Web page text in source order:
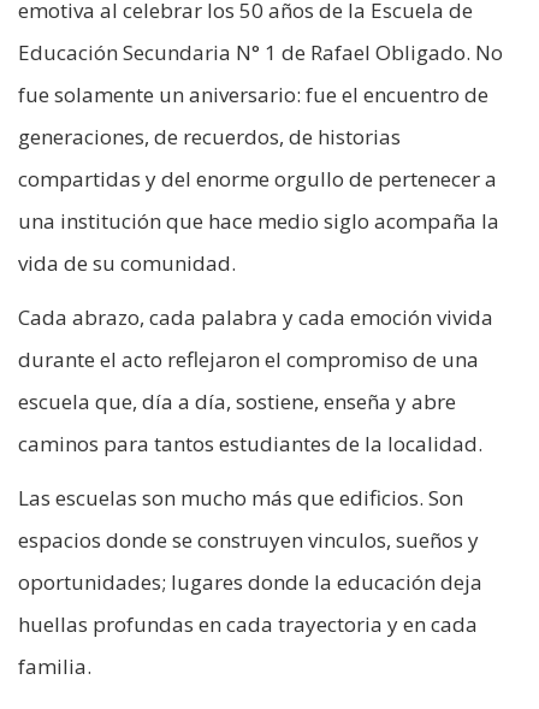
emotiva al celebrar los 50 años de la Escuela de
Educación Secundaria N° 1 de Rafael Obligado. No
fue solamente un aniversario: fue el encuentro de
generaciones, de recuerdos, de historias
compartidas y del enorme orgullo de pertenecer a
una institución que hace medio siglo acompaña la
vida de su comunidad.
Cada abrazo, cada palabra y cada emoción vivida
durante el acto reflejaron el compromiso de una
escuela que, día a día, sostiene, enseña y abre
caminos para tantos estudiantes de la localidad.
Las escuelas son mucho más que edificios. Son
espacios donde se construyen vinculos, sueños y
oportunidades; lugares donde la educación deja
huellas profundas en cada trayectoria y en cada
familia.